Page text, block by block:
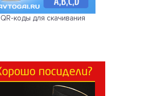
QR-коды для скачивания